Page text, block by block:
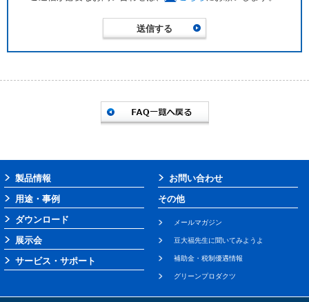
製品情報
用途・事例
ダウンロード
展示会
サービス・サポート
お問い合わせ
その他
メールマガジン
豆大福先生に聞いてみようよ
補助金・税制優遇情報
グリーンプロダクツ